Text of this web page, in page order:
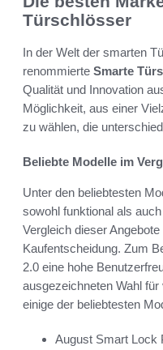
Türschlösser
In der Welt der smarten
renommierte Smarte
Qualität und Innovation
Möglichkeit, aus einer
zu wählen, die
Beliebte Modelle im
Unter den beliebtesten
sowohl funktional als
Vergleich dieser
Kaufentscheidung. Zum
2.0 eine hohe
ausgezeichneten Wahl
einige der beliebtesten
August Smart Lock